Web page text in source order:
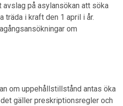
på asylansökan att söka
träda i kraft den 1 april i år.
om
om uppehållstillstånd antas öka
gäller preskriptionsregler och